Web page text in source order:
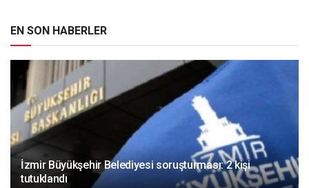
EN SON HABERLER
İzmir Büyükşehir Belediyesi soruşturması: 2 kişi
tutuklandı